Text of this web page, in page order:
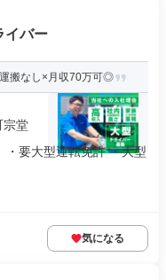
イバー
搬なし×月収70万可◎
宗堂
・要大型運転免許 ・大型
気になる